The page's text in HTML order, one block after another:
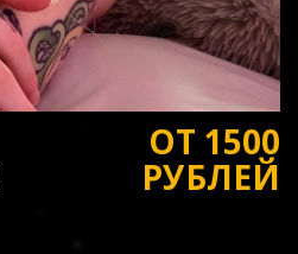
ОТ 1500
РУБЛЕЙ